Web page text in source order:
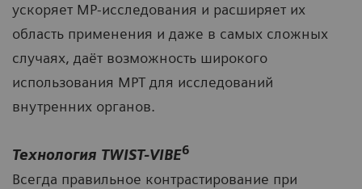
ускоряет МР-исследования и расширяет их
область применения и даже в самых сложных
случаях, даёт возможность широкого
использования МРТ для исследований
внутренних органов.
Технология TWIST-VIBE6
Всегда правильное контрастирование при